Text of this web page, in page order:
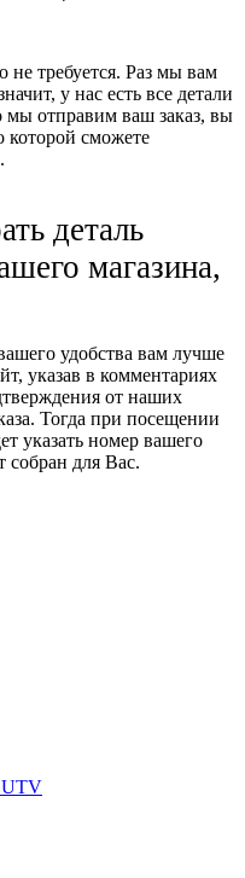
не требуется. Раз мы вам
у нас есть все детали
мы отправим ваш заказ, вы
которой сможете
деталь
магазина,
удобства вам лучше
указав в комментариях
от наших
Тогда при посещении
указать номер вашего
собран для Вас.
UTV